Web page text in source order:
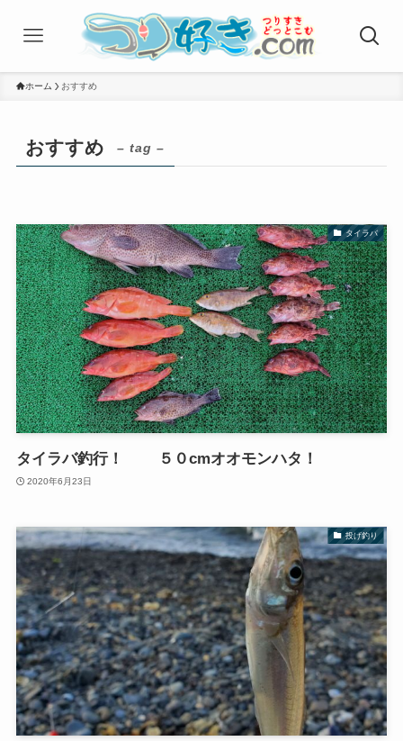
ホーム おすすめ
おすすめ – tag –
タイラバ
タイラバ釣行！ ５０cmオオモンハタ！
2020年6月23日
投げ釣り